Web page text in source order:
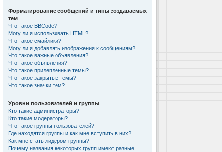
Форматирование сообщений и типы создаваемых
тем
Что такое BBCode?
Могу ли я использовать HTML?
Что такое смайлики?
Могу ли я добавлять изображения к сообщениям?
Что такое важные объявления?
Что такое объявления?
Что такое прилепленные темы?
Что такое закрытые темы?
Что такое значки тем?
Уровни пользователей и группы
Кто такие администраторы?
Кто такие модераторы?
Что такое группы пользователей?
Где находятся группы и как мне вступить в них?
Как мне стать лидером группы?
Почему названия некоторых групп имеют разные